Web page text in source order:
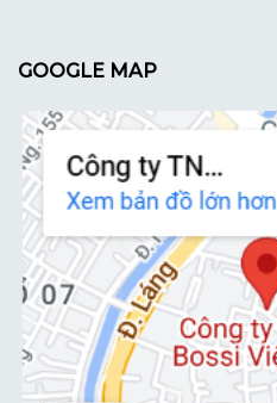
GOOGLE MAP